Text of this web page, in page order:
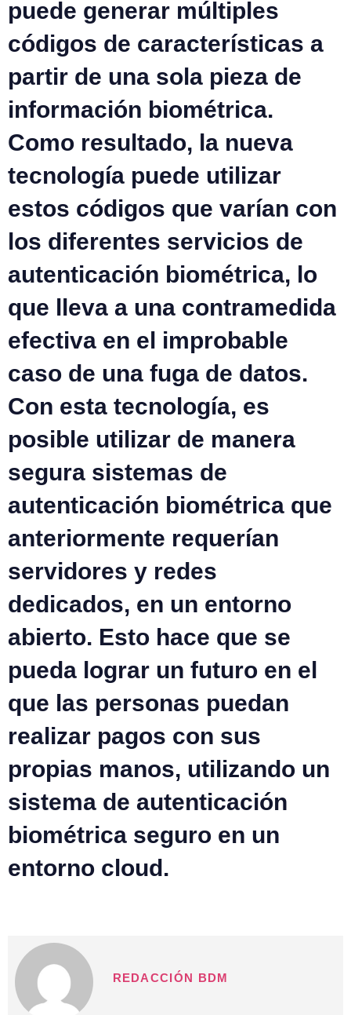
puede generar múltiples
códigos de características a
partir de una sola pieza de
información biométrica.
Como resultado, la nueva
tecnología puede utilizar
estos códigos que varían con
los diferentes servicios de
autenticación biométrica, lo
que lleva a una contramedida
efectiva en el improbable
caso de una fuga de datos.
Con esta tecnología, es
posible utilizar de manera
segura sistemas de
autenticación biométrica que
anteriormente requerían
servidores y redes
dedicados, en un entorno
abierto. Esto hace que se
pueda lograr un futuro en el
que las personas puedan
realizar pagos con sus
propias manos, utilizando un
sistema de autenticación
biométrica seguro en un
entorno cloud.
REDACCIÓN BDM